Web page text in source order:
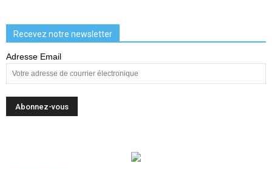
Recevez notre newsletter
Adresse Email